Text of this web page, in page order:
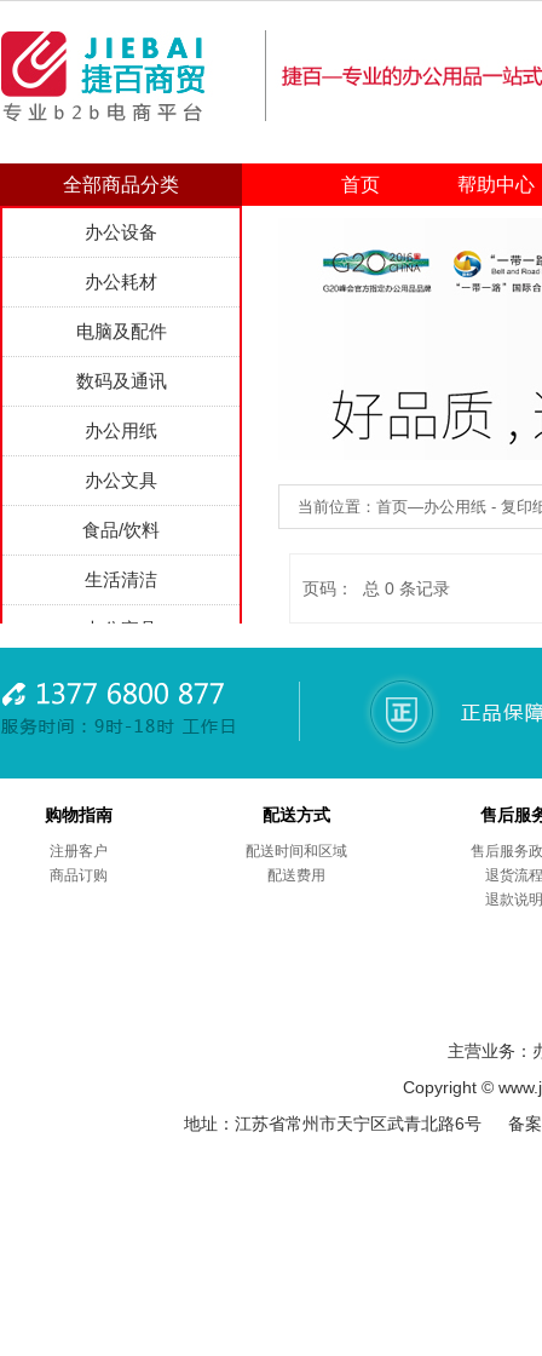
全部商品分类 首页 帮助中心
办公设备
办公耗材
电脑及配件
数码及通讯
办公用纸
办公文具
食品/饮料
生活清洁
办公家具
家用电器
劳防用品
综合项目
商务礼品
售后服务
当前位置：首页—办公用纸 - 复印
页码： 总 0 条记录
购物指南
注册客户
商品订购
配送方式
配送时间和区域
配送费用
售后服
售后服务
退货流程
退款说明
主营业务：
Copyright ©
地址：江苏省常州市天宁区武青北路6号 备